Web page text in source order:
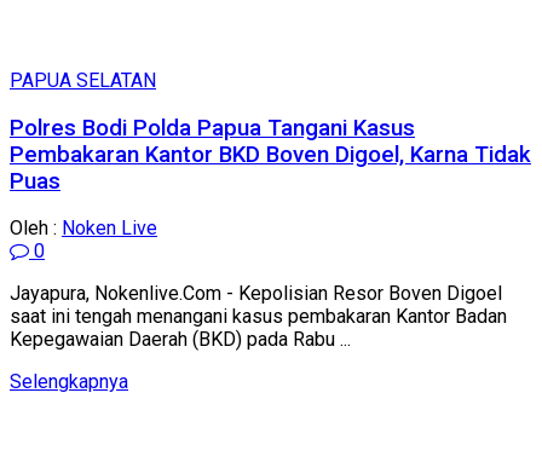
PAPUA SELATAN
Polres Bodi Polda Papua Tangani Kasus
Pembakaran Kantor BKD Boven Digoel, Karna Tidak
Puas
Oleh : Noken Live
0
Jayapura, Nokenlive.Com - Kepolisian Resor Boven Digoel
saat ini tengah menangani kasus pembakaran Kantor Badan
Kepegawaian Daerah (BKD) pada Rabu ...
SelengkapnyaDetails